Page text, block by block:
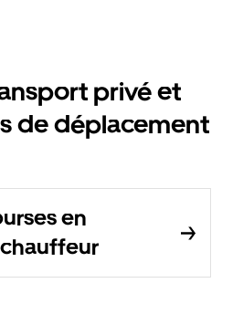
privé et
de déplacement
en